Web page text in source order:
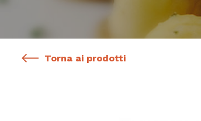
Torna ai prodotti